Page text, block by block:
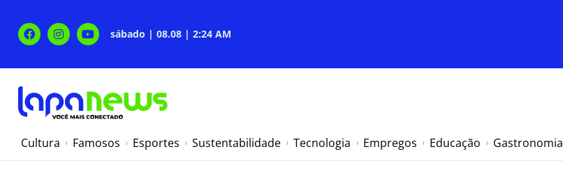
sábado | 08.08 | 2:24 AM
Cultura Famosos Esportes Sustentabilidade Tecnologia Empregos Educação Gastronomia